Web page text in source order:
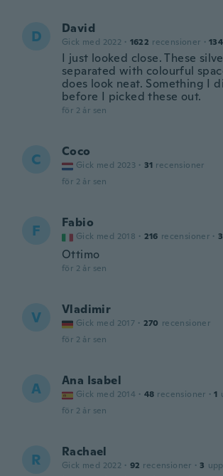
D David
Gick med 2022 · 1622 recensioner ·
I just looked close. These
separated with colourful
does look neat. Something I
before I picked these out.
för 2 år sen
C Coco
Gick med 2023 · 31 recensioner
för 2 år sen
F Fabio
Gick med 2018 · 216 recensioner · 3
Ottimo
för 2 år sen
V Vladimir
Gick med 2017 · 270 recensioner
för 2 år sen
A Ana Isabel
Gick med 2014 · 48 recensioner · 1
för 2 år sen
R Rachael
Gick med 2022 · 92 recensioner · 3